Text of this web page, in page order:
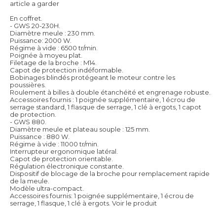
article a garder
En coffret.
- GWS 20-230H.
Diamètre meule : 230 mm.
Puissance: 2000 W.
Régime à vide : 6500 tr/min.
Poignée à moyeu plat.
Filetage de la broche : M14.
Capot de protection indéformable.
Bobinages blindés protégeant le moteur contre les
poussières.
Roulement à billes à double étanchéité et engrenage robuste.
Accessoires fournis : 1 poignée supplémentaire, 1 écrou de
serrage standard, 1 flasque de serrage, 1 clé à ergots, 1 capot
de protection.
- GWS 880.
Diamètre meule et plateau souple : 125 mm.
Puissance : 880 W.
Régime à vide : 11000 tr/min.
Interrupteur ergonomique latéral.
Capot de protection orientable.
Régulation électronique constante.
Dispositif de blocage de la broche pour remplacement rapide
de la meule.
Modèle ultra-compact.
Accessoires fournis: 1 poignée supplémentaire, 1 écrou de
serrage, 1 flasque, 1 clé à ergots. Voir le produit